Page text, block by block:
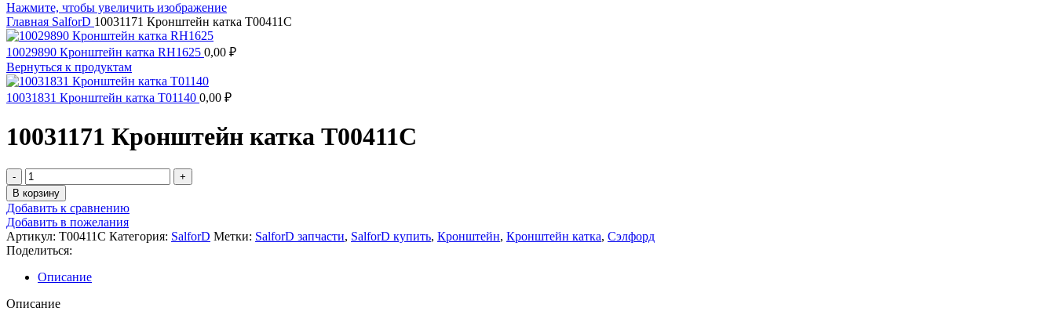
Нажмите, чтобы увеличить изображение
Главная SalforD 10031171 Кронштейн катка T00411C
10029890 Кронштейн катка RH1625 0,00 ₽
Вернуться к продуктам
10031831 Кронштейн катка T01140 0,00 ₽
10031171 Кронштейн катка T00411C
Количество
товара
10031171
Кронштейн
катка
T00411C
В корзину
Добавить к сравнению
Добавить в пожелания
Артикул: T00411C Категория: SalforD Метки: SalforD запчасти, SalforD купить, Кронштейн, Кронштейн катка, Сэлфорд
Поделиться:
Описание
Описание